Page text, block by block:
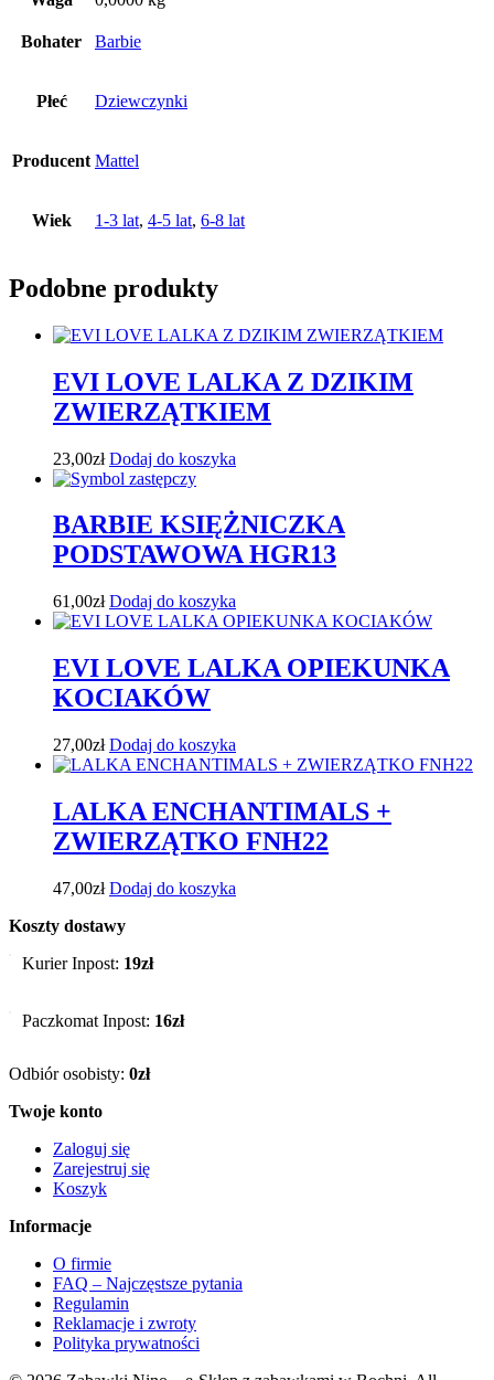
Bohater Barbie
Płeć Dziewczynki
Producent Mattel
Wiek 1-3 lat, 4-5 lat, 6-8 lat
Podobne produkty
EVI LOVE LALKA Z DZIKIM
ZWIERZĄTKIEM
23,00zł Dodaj do koszyka
BARBIE KSIĘŻNICZKA
PODSTAWOWA HGR13
61,00zł Dodaj do koszyka
EVI LOVE LALKA OPIEKUNKA
KOCIAKÓW
27,00zł Dodaj do koszyka
LALKA ENCHANTIMALS +
ZWIERZĄTKO FNH22
47,00zł Dodaj do koszyka
Koszty dostawy
Kurier Inpost: 19zł
Paczkomat Inpost: 16zł
Odbiór osobisty: 0zł
Twoje konto
Zaloguj się
Zarejestruj się
Koszyk
Informacje
O firmie
FAQ – Najczęstsze pytania
Regulamin
Reklamacje i zwroty
Polityka prywatności